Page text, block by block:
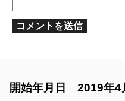
開始年月日 2019年4